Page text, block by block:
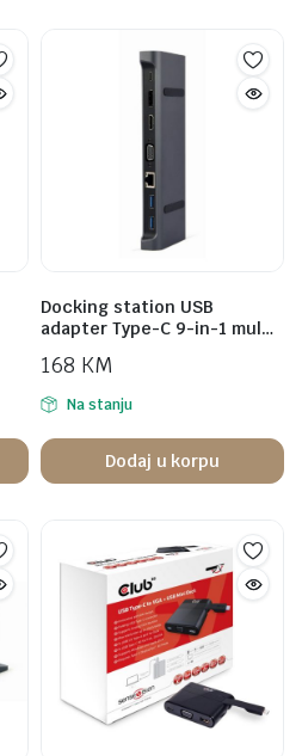
Docking station USB
adapter Type-C 9-in-1 mul…
168 KM
Na stanju
Dodaj u korpu